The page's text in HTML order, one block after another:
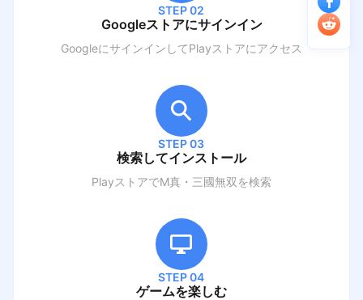
STEP 02
Googleストアにサインイン
GoogleにサインインしてPlayストアにアクセス
STEP 03
検索してインストール
PlayストアでM真・三國無双 を検索
STEP 04
ゲームを楽しむ